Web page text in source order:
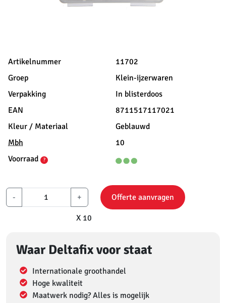
Artikelnummer
11702
Groep
Klein-ijzerwaren
Verpakking
In blisterdoos
EAN
8711517117021
Kleur / Materiaal
Geblauwd
Mbh
10
Voorraad
?
- +
X 10
Offerte aanvragen
Waar Deltafix voor staat
Internationale groothandel
Hoge kwaliteit
Maatwerk nodig? Alles is mogelijk